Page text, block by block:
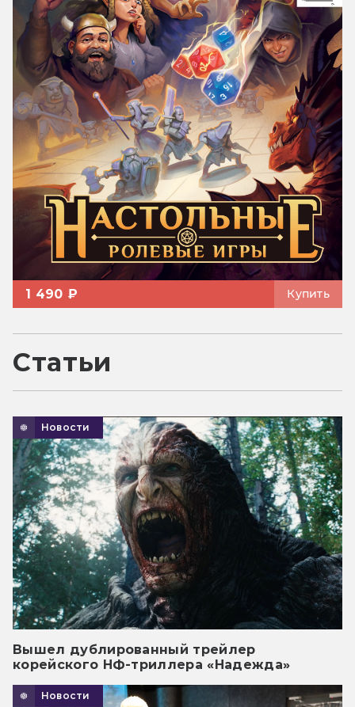
1 490 ₽ Купить
Статьи
Новости
Вышел дублированный трейлер
корейского НФ-триллера «Надежда»
Новости